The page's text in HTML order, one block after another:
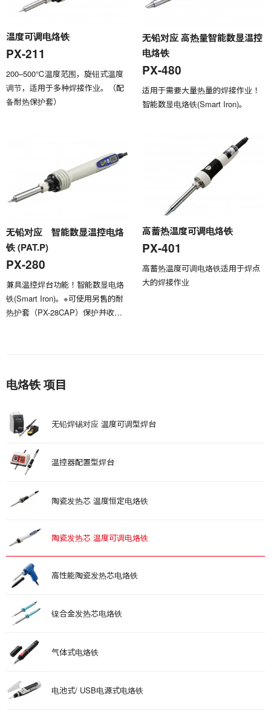
温度可调电烙铁
PX-211
200–500℃温度范围，旋钮式温度
调节，适用于多种焊接作业。（配
备耐热保护套）
无铅对应 高热量智能数显温控
电烙铁
PX-480
适用于需要大量热量的焊接作业！
智能数显电烙铁(Smart Iron)。
无铅对应 智能数显温控电烙
铁 (PAT.P)
PX-280
兼具温控焊台功能！智能数显电烙
铁(Smart Iron)。※可使用另售的耐
热护套（PX-28CAP）保护并收纳
高蓄热温度可调电烙铁
PX-401
高蓄热温度可调电烙铁适用于焊点
大的焊接作业
电烙铁 项目
无铅焊锡对应 温度可调型焊台
温控器配置型焊台
陶瓷发热芯 温度恒定电烙铁
陶瓷发热芯 温度可调电烙铁
高性能陶瓷发热芯电烙铁
镍合金发热芯电烙铁
气体式电烙铁
电池式/ USB电源式电烙铁